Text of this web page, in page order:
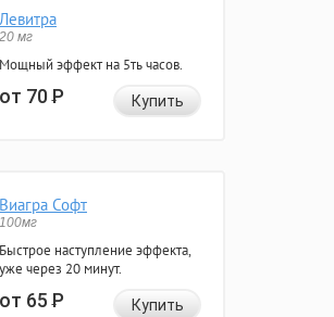
Левитра
20 мг
Мощный эффект на 5ть часов.
от 70Р Купить
Виагра Софт
100мг
Быстрое наступление эффекта,
уже через 20 минут.
от 65Р Купить